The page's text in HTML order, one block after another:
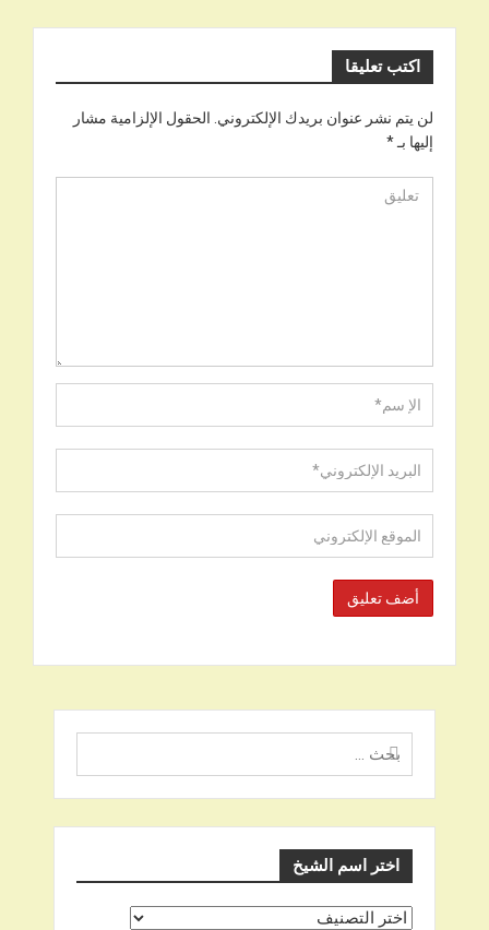
اكتب تعليقا
لن يتم نشر عنوان بريدك الإلكتروني. الحقول الإلزامية مشار
إليها بـ*
البحث
عن
اختر اسم الشيخ
اختر